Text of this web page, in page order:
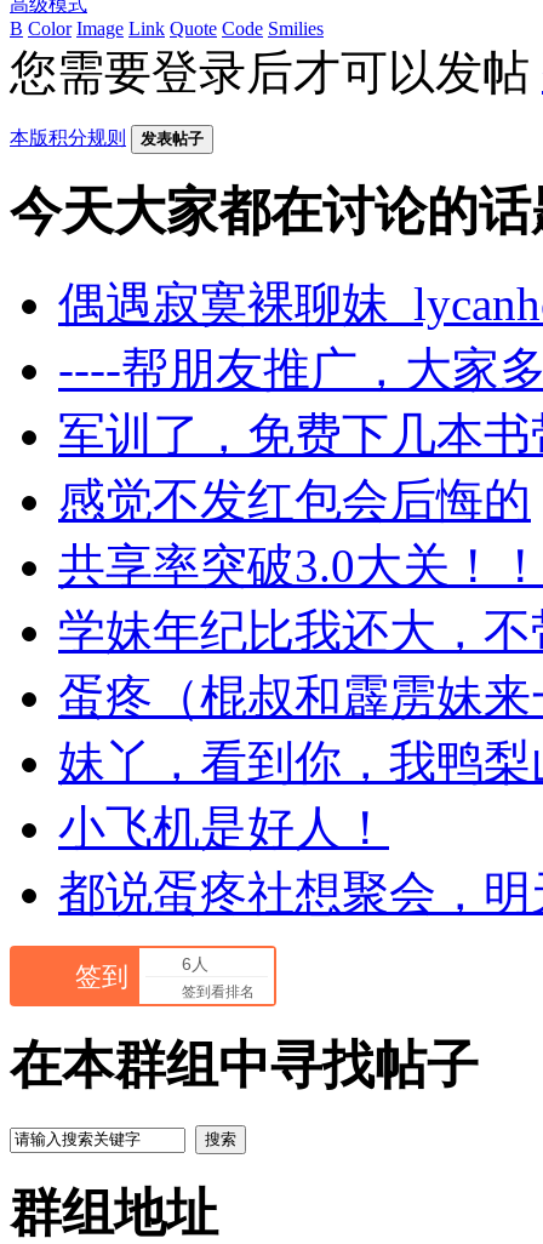
B Color Image Link Quote Code Smilies
您需要登录后才可以发帖
本版积分规则 发表帖子
今天大家都在讨论的话
偶遇寂寞裸聊妹
----帮朋友推广，大家
军训了，免费下几本
感觉不发红包会后悔的
共享率突破3.0大关！
学妹年纪比我还大，
蛋疼（棍叔和霹雳妹
妹丫，看到你，我鸭
小飞机是好人！
都说蛋疼社想聚会，
签到 6人
签到看排名
在本群组中寻找帖子
搜索
群组地址